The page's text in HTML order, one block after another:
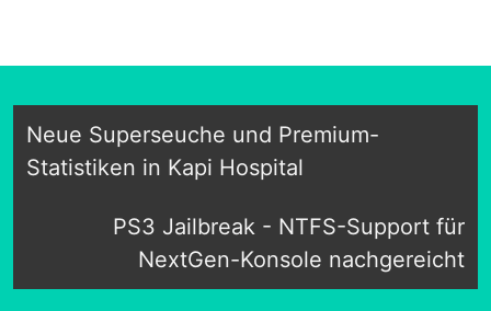
Neue Superseuche und Premium-
Statistiken in Kapi Hospital
PS3 Jailbreak - NTFS-Support für
NextGen-Konsole nachgereicht